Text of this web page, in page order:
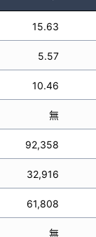
15.63
5.57
10.46
無
92,358
32,916
61,808
無